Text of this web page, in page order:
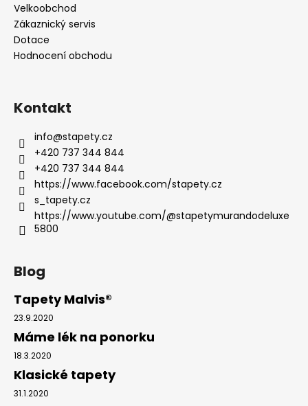
Velkoobchod
Zákaznický servis
Dotace
Hodnocení obchodu
Kontakt
info@stapety.cz
+420 737 344 844
+420 737 344 844
https://www.facebook.com/stapety.cz
s_tapety.cz
https://www.youtube.com/@stapetymurandodeluxe
5800
Blog
Tapety Malvis®
23.9.2020
Máme lék na ponorku
18.3.2020
Klasické tapety
31.1.2020